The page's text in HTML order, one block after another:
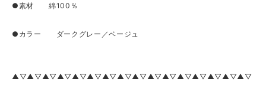
●素材 綿100％
●カラー ダークグレー／ベージュ
▲▽▲▽▲▽▲▽▲▽▲▽▲▽▲▽▲▽▲▽▲▽▲▽▲▽▲▽▲▽▲▽